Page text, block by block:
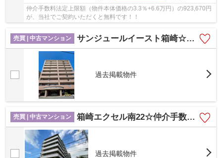
仲介手数料法定上限額（物件本体価格の3.3％+6.6万円）の923,670円
が、当社でご契約いただくと無料です！！
売買 | 中古マンション サンジュールイースト箱崎☆仲介手数料無料☆
過去掲載物件
売買 | 中古マンション 箱崎エクセル南22☆仲介手数料無料☆
過去掲載物件